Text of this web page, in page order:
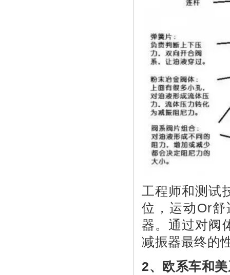
工程师和测试
位，运动Or
器。通过对阀
减振器最终的
2、欧系车和